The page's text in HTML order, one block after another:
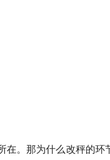
在。那为什么改秤的环